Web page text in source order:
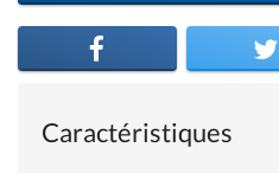
Caractéristiques